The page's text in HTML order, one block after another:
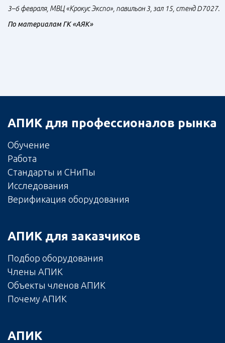
3–6 февраля, МВЦ «Крокус Экспо», павильон 3, зал 15, стенд D7027.
По материалам ГК «АЯК»
АПИК для профессионалов рынка
Обучение
Работа
Стандарты и СНиПы
Исследования
Верификация оборудования
АПИК для заказчиков
Подбор оборудования
Члены АПИК
Объекты членов АПИК
Почему АПИК
АПИК